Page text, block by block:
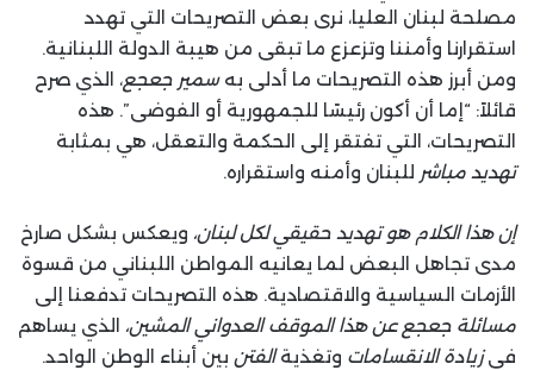
مصلحة لبنان العليا، نرى بعض التصريحات التي تهدد
استقرارنا وأمننا وتزعزع ما تبقى من هيبة الدولة اللبنانية.
ومن أبرز هذه التصريحات ما أدلى بهسمير جعجع، الذي صرح
قائلاً: “إما أن أكون رئيسًا للجمهورية أو الفوضى”. هذه
التصريحات، التي تفتقر إلى الحكمة والتعقل، هي بمثابة
تهديد مباشر للبنان وأمنه واستقراره.
إن هذا الكلام هو تهديد حقيقي لكل لبنان، ويعكس بشكل صارخ
مدى تجاهل البعض لما يعانيه المواطن اللبناني من قسوة
الأزمات السياسية والاقتصادية. هذه التصريحات تدفعنا إلى
مسائلة جعجع عن هذا الموقف العدواني المشين، الذي يساهم
فيزيادة الانقسامات وتغذيةالفتن بين أبناء الوطن الواحد.